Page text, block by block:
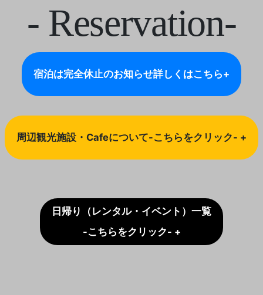
- Reservation-
宿泊は完全休止のお知らせ詳しくはこちら+
周辺観光施設・Cafeについて-こちらをクリック- +
日帰り（レンタル・イベント）一覧
-こちらをクリック- +